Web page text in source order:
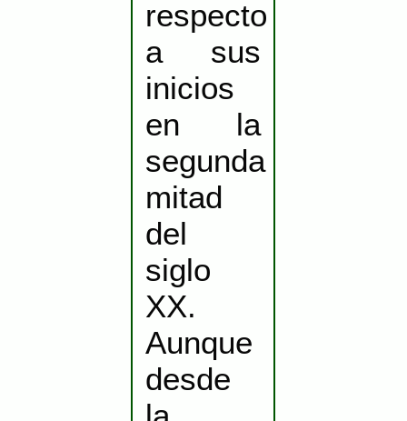
respecto
a sus
inicios
en la
segunda
mitad
del
siglo
XX.
Aunque
desde